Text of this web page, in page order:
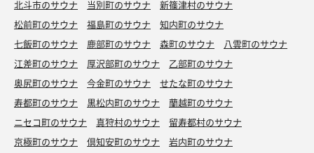
北斗市のサウナ 当別町のサウナ
新篠津村のサウナ
松前町のサウナ
福島町のサウナ
知内町のサウナ
七飯町のサウナ
鹿部町のサウナ 森町のサウナ
八雲町のサウナ
江差町のサウナ
厚沢部町のサウナ
乙部町のサウナ
奥尻町のサウナ
今金町のサウナ
せたな町のサウナ
寿都町のサウナ
黒松内町のサウナ
蘭越町のサウナ
ニセコ町のサウナ
真狩村のサウナ
留寿都村のサウナ
京極町のサウナ
倶知安町のサウナ
岩内町のサウナ